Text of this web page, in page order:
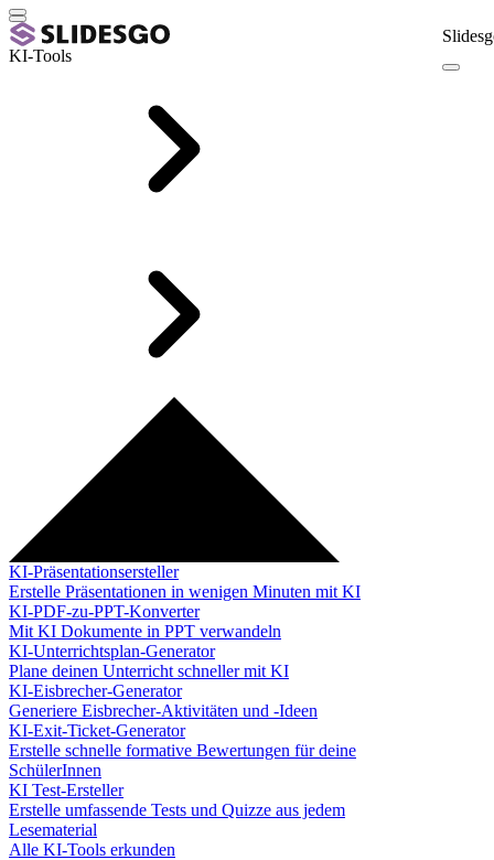
KI-Tools
KI-Präsentationsersteller
Erstelle Präsentationen in wenigen Minuten mit KI
KI-PDF-zu-PPT-Konverter
Mit KI Dokumente in PPT verwandeln
KI-Unterrichtsplan-Generator
Plane deinen Unterricht schneller mit KI
KI-Eisbrecher-Generator
Generiere Eisbrecher-Aktivitäten und -Ideen
KI-Exit-Ticket-Generator
Erstelle schnelle formative Bewertungen für deine
SchülerInnen
KI Test-Ersteller
Erstelle umfassende Tests und Quizze aus jedem
Lesematerial
Alle KI-Tools erkunden